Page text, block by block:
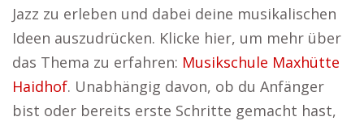
Jazz zu erleben und dabei deine musikalischen
Ideen auszudrücken. Klicke hier, um mehr über
das Thema zu erfahren: Musikschule Maxhütte
Haidhof. Unabhängig davon, ob du Anfänger
bist oder bereits erste Schritte gemacht hast,